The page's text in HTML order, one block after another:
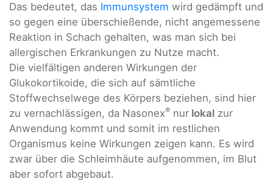
Das bedeutet, das Immunsystem wird gedämpft und
so gegen eine überschießende, nicht angemessene
Reaktion in Schach gehalten, was man sich bei
allergischen Erkrankungen zu Nutze macht.
Die vielfältigen anderen Wirkungen der
Glukokortikoide, die sich auf sämtliche
Stoffwechselwege des Körpers beziehen, sind hier
zu vernachlässigen, da Nasonex® nur lokal zur
Anwendung kommt und somit im restlichen
Organismus keine Wirkungen zeigen kann. Es wird
zwar über die Schleimhäute aufgenommen, im Blut
aber sofort abgebaut.